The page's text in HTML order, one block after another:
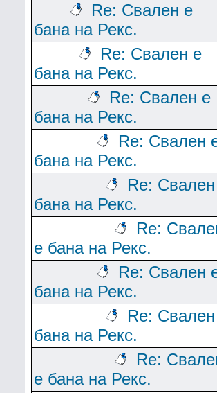
Re: Свален е
бана на Рекс.
Re: Свален е
бана на Рекс.
Re: Свален е
бана на Рекс.
Re: Свален
бана на Рекс.
Re:
бана на Рекс.
Re:
е бана на Рекс.
Re: Свален
бана на Рекс.
Re:
бана на Рекс.
Re:
е бана на Рекс.